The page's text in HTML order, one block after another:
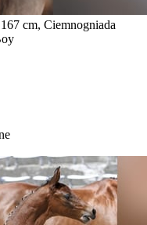
cm, Ciemnogniada